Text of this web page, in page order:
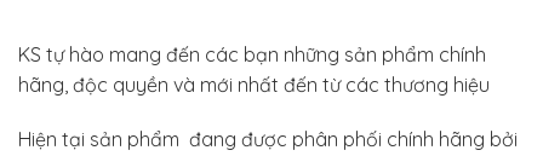
KS tự hào mang đến các bạn những sản phẩm chính
hãng, độc quyền và mới nhất đến từ các thương hiệu
Hiện tại sản phẩm đang được phân phối chính hãng bởi